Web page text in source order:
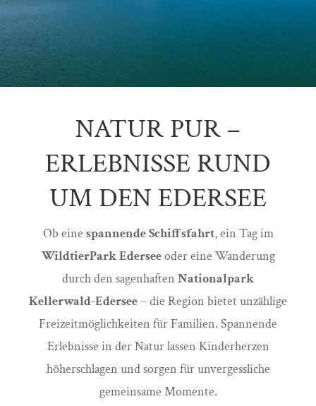
NATUR PUR –
ERLEBNISSE RUND
UM DEN EDERSEE
Ob eine spannende Schiffsfahrt, ein Tag im
WildtierPark Ederseeoder eine Wanderung
durch den sagenhaften Nationalpark
Kellerwald-Edersee– die Region bietet unzählige
Freizeitmöglichkeiten für Familien. Spannende
Erlebnisse in der Natur lassen Kinderherzen
höherschlagen und sorgen für unvergessliche
gemeinsame Momente.